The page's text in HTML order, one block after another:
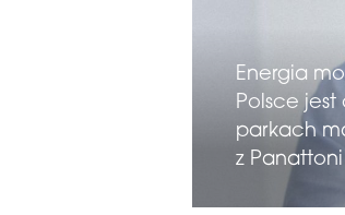
Energia
Polsce
parkach
z Panattoni